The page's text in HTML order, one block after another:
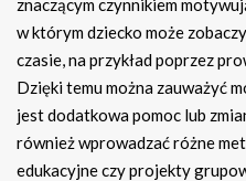
znaczącym czynnikiem
w którym dziecko może
czasie, na przykład poprzez
Dzięki temu można zauważyć
jest dodatkowa pomoc lub
również wprowadzać różne
edukacyjne czy projekty